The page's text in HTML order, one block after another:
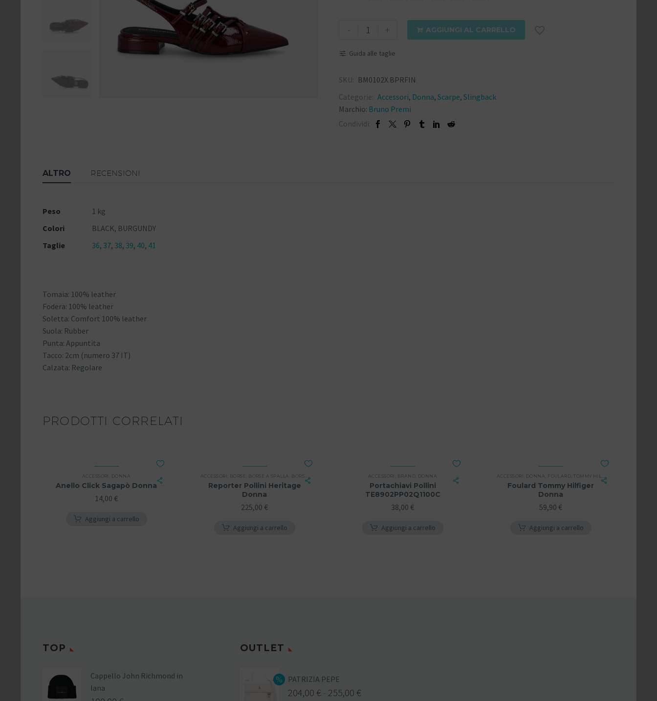
- +  AGGIUNGI AL CARRELLO
Guida alle taglie
SKU: BM0102X.BPRFIN
Categorie: Accessori, Donna, Scarpe, Slingback
Marchio: Bruno Premi
Condividi:
ALTRO RECENSIONI
Peso
1 kg
Colori
BLACK, BURGUNDY
Taglie
36, 37, 38, 39, 40, 41
Tomaia: 100% leather
Fodera: 100% leather
Soletta: Comfort 100% leather
Suola: Rubber
Punta: Appuntita
Tacco: 2cm (numero 37 IT)
Calzata: Regolare
PRODOTTI CORRELATI
ACCESSORI DONNA
Anello Click Sagapò Donna
14,00 €
Aggiungi a carrello
ACCESSORI BORSE BORSE A SPALLA BORSE A TRACOLLA
Reporter Pollini Heritage
Donna
225,00 €
Aggiungi a carrello
ACCESSORI BRAND DONNA
Portachiavi Pollini
TE8902PP02Q1100C
38,00 €
Aggiungi a carrello
ACCESSORI DONNA FOULARD ,TOMMY HILFIGER
Foulard Tommy Hilfiger
Donna
59,90 €
Aggiungi a carrello
TOP
Cappello John Richmond in
lana
OUTLET
PATRIZIA PEPE
204,00 € 255,00 €